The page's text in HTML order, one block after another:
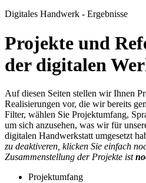
Digitales Handwerk - Ergebnisse
Projekte und
der digitalen
Auf diesen Seiten stellen wir Ihnen
Realisierungen vor, die wir bereits
Filter, wählen Sie Projektumfang,
um sich anzusehen, was wir für
digitalen Handwerkstatt umgesetzt
zu deaktiveren, klicken Sie einfach
Zusammenstellung der Projekte ist
Projektumfang